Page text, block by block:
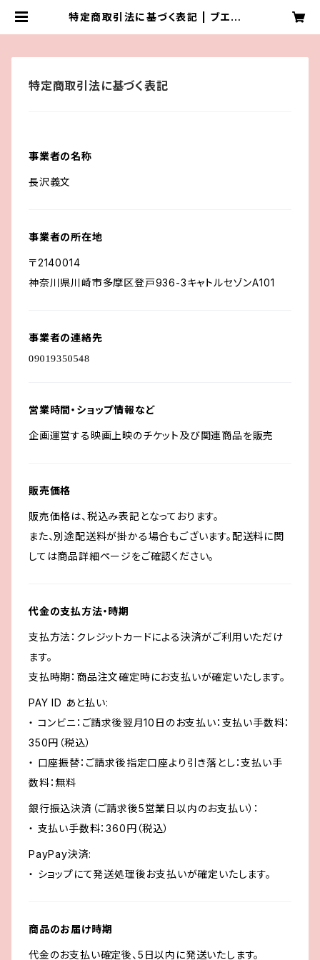
特定商取引法に基づく表記 | ブエナワ
特定商取引法に基づく表記
事業者の名称
長沢義文
事業者の所在地
〒2140014
神奈川県川崎市多摩区登戸936-3キャトルセゾンA101
事業者の連絡先
営業時間・ショップ情報など
企画運営する映画上映のチケット及び関連商品を販売
販売価格
販売価格は、税込み表記となっております。
また、別途配送料が掛かる場合もございます。配送料に関
しては商品詳細ページをご確認ください。
代金の支払方法・時期
支払方法：クレジットカードによる決済がご利用いただけ
ます。
支払時期：商品注文確定時にお支払いが確定いたします。
PAY ID あと払い:
・ コンビニ：ご請求後翌月10日のお支払い：支払い手数料：
350円（税込）
・ 口座振替：ご請求後指定口座より引き落とし：支払い手
数料：無料
銀行振込決済（ご請求後5営業日以内のお支払い）：
・ 支払い手数料：360円（税込）
PayPay決済:
・ ショップにて発送処理後お支払いが確定いたします。
商品のお届け時期
代金のお支払い確定後、5日以内に発送いたします。